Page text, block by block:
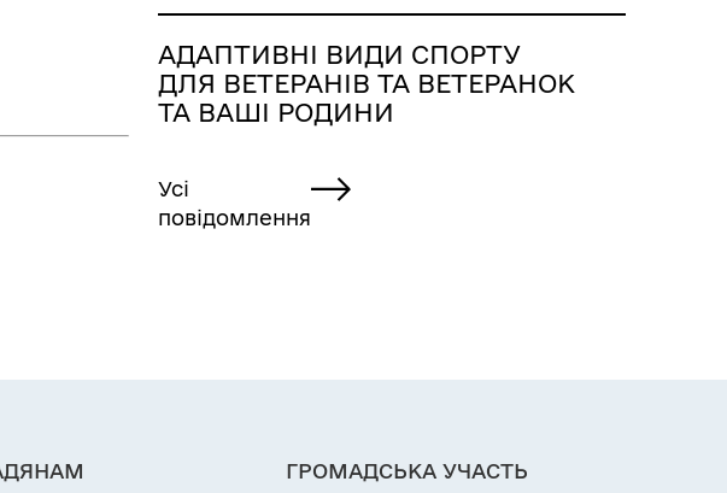
АДАПТИВНІ ВИДИ СПОРТУ
ДЛЯ ВЕТЕРАНІВ ТА ВЕТЕРАНОК
ТА ВАШІ РОДИНИ
Усі
повідомлення
ГРОМАДСЬКА УЧАСТЬ